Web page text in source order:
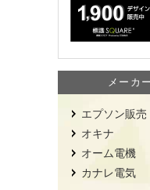
メーカ
エプソン販売
オキナ
オーム電機
カナレ電気